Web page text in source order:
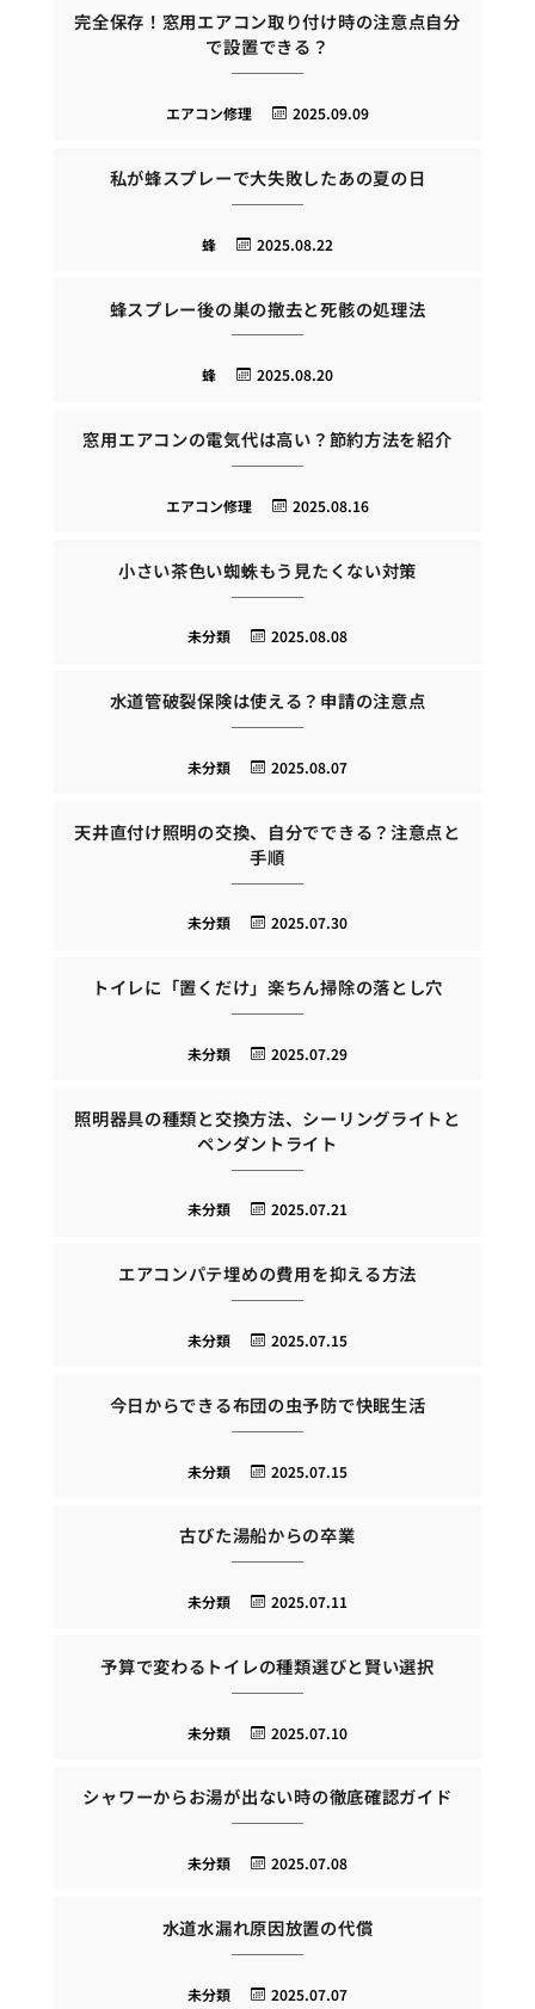
完全保存！窓用エアコン取り付け時の注意点自分
で設置できる？
2025.09.09
エアコン修理
私が蜂スプレーで大失敗したあの夏の日
2025.08.22
蜂
蜂スプレー後の巣の撤去と死骸の処理法
2025.08.20
蜂
窓用エアコンの電気代は高い？節約方法を紹介
2025.08.16
エアコン修理
小さい茶色い蜘蛛もう見たくない対策
2025.08.08
未分類
水道管破裂保険は使える？申請の注意点
2025.08.07
未分類
天井直付け照明の交換、自分でできる？注意点と
手順
2025.07.30
未分類
トイレに「置くだけ」楽ちん掃除の落とし穴
2025.07.29
未分類
照明器具の種類と交換方法、シーリングライトと
ペンダントライト
2025.07.21
未分類
エアコンパテ埋めの費用を抑える方法
2025.07.15
未分類
今日からできる布団の虫予防で快眠生活
2025.07.15
未分類
古びた湯船からの卒業
2025.07.11
未分類
予算で変わるトイレの種類選びと賢い選択
2025.07.10
未分類
シャワーからお湯が出ない時の徹底確認ガイド
2025.07.08
未分類
水道水漏れ原因放置の代償
2025.07.07
未分類